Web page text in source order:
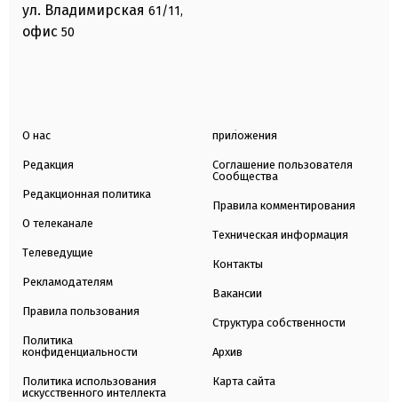
ул. Владимирская 61/11,
офис 50
О нас
Редакция
Редакционная политика
О телеканале
Телеведущие
Рекламодателям
Правила пользования
Политика
конфиденциальности
Политика использования
искусственного интеллекта
приложения
Соглашение пользователя
Сообщества
Правила комментирования
Техническая информация
Контакты
Вакансии
Структура собственности
Архив
Карта сайта